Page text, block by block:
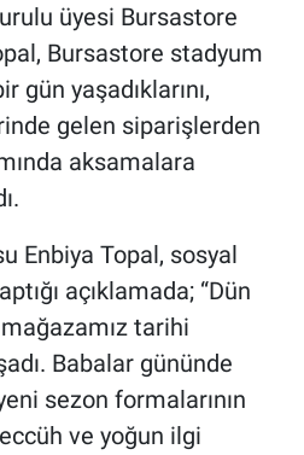
üyesi Bursastore
Bursastore stadyum
gün yaşadıklarını,
gelen siparişlerden
aksamalara
Enbiya Topal, sosyal
açıklamada; “Dün
tarihi
Babalar gününde
sezon formalarının
ve yoğun ilgi